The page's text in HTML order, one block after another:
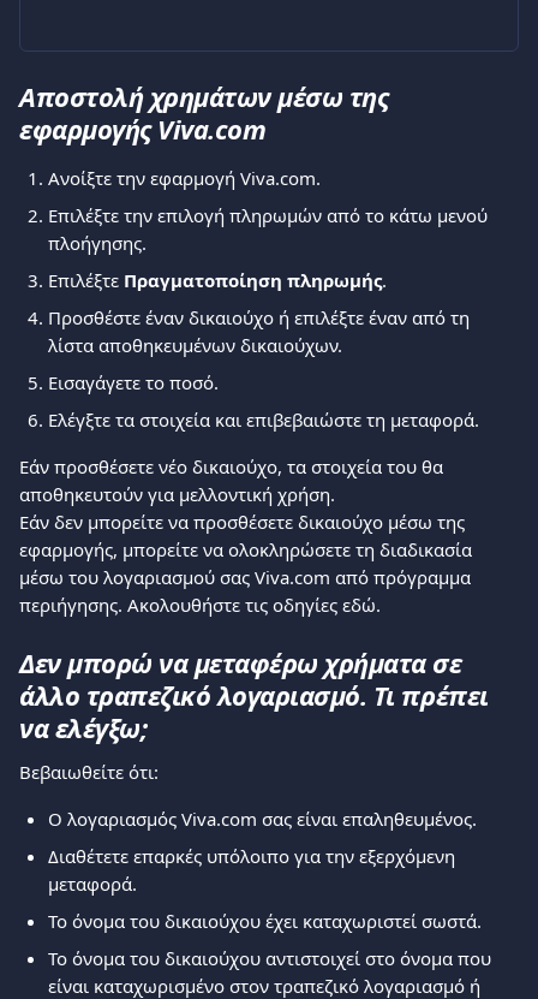
Αποστολή χρημάτων μέσω της
εφαρμογής Viva.com
Ανοίξτε την εφαρμογή Viva.com.
Επιλέξτε την επιλογή πληρωμών από το κάτω μενού
πλοήγησης.
Επιλέξτε Πραγματοποίηση πληρωμής.
Προσθέστε έναν δικαιούχο ή επιλέξτε έναν από τη
λίστα αποθηκευμένων δικαιούχων.
Εισαγάγετε το ποσό.
Ελέγξτε τα στοιχεία και επιβεβαιώστε τη μεταφορά.
Εάν προσθέσετε νέο δικαιούχο, τα στοιχεία του θα
αποθηκευτούν για μελλοντική χρήση.
Εάν δεν μπορείτε να προσθέσετε δικαιούχο μέσω της
εφαρμογής, μπορείτε να ολοκληρώσετε τη διαδικασία
μέσω του λογαριασμού σας Viva.com από πρόγραμμα
περιήγησης. Ακολουθήστε τις οδηγίες εδώ.
Δεν μπορώ να μεταφέρω χρήματα σε
άλλο τραπεζικό λογαριασμό. Τι πρέπει
να ελέγξω;
Βεβαιωθείτε ότι:
Ο λογαριασμός Viva.com σας είναι επαληθευμένος.
Διαθέτετε επαρκές υπόλοιπο για την εξερχόμενη
μεταφορά.
Το όνομα του δικαιούχου έχει καταχωριστεί σωστά.
Το όνομα του δικαιούχου αντιστοιχεί στο όνομα που
είναι καταχωρισμένο στον τραπεζικό λογαριασμό ή